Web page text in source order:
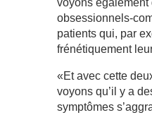
obsessionnels-
patients qui, par
frénétiquement
«Et avec cette
voyons qu’il y a
symptômes